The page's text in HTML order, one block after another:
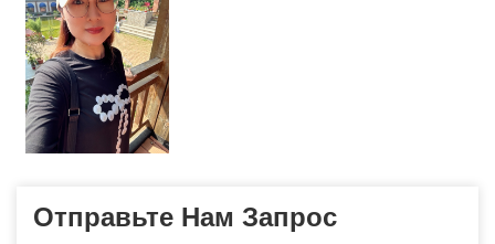
Отправьте Нам Запрос